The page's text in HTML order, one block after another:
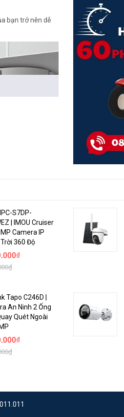
bạn trở nên dễ
S7DP-
| IMOU Cruiser
Camera IP
Trời 360 Độ
Tapo C246D |
An Ninh 2 Ống
Quét Ngoài